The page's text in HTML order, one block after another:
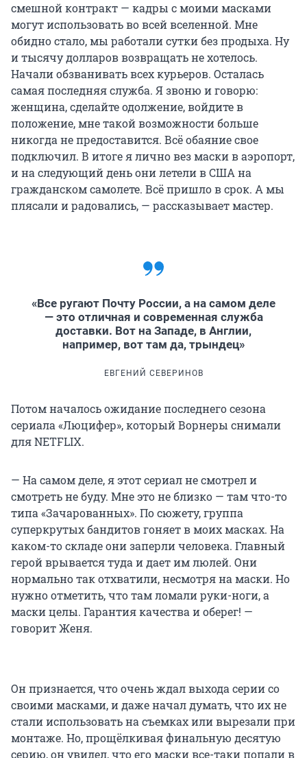
смешной контракт — кадры с моими масками
могут использовать во всей вселенной. Мне
обидно стало, мы работали сутки без продыха. Ну
и тысячу долларов возвращать не хотелось.
Начали обзванивать всех курьеров. Осталась
самая последняя служба. Я звоню и говорю:
женщина, сделайте одолжение, войдите в
положение, мне такой возможности больше
никогда не предоставится. Всё обаяние свое
подключил. В итоге я лично вез маски в аэропорт,
и на следующий день они летели в США на
гражданском самолете. Всё пришло в срок. А мы
плясали и радовались, — рассказывает мастер.
«Все ругают Почту России, а на самом деле
— это отличная и современная служба
доставки. Вот на Западе, в Англии,
например, вот там да, трындец»
ЕВГЕНИЙ СЕВЕРИНОВ
Потом началось ожидание последнего сезона
сериала «Люцифер», который Ворнеры снимали
для NETFLIX.
— На самом деле, я этот сериал не смотрел и
смотреть не буду. Мне это не близко — там что-то
типа «Зачарованных». По сюжету, группа
суперкрутых бандитов гоняет в моих масках. На
каком-то складе они заперли человека. Главный
герой врывается туда и дает им люлей. Они
нормально так отхватили, несмотря на маски. Но
нужно отметить, что там ломали руки-ноги, а
маски целы. Гарантия качества и оберег! —
говорит Женя.
Он признается, что очень ждал выхода серии со
своими масками, и даже начал думать, что их не
стали использовать на съемках или вырезали при
монтаже. Но, прощёлкивая финальную десятую
серию, он увидел, что его маски все-таки попали в